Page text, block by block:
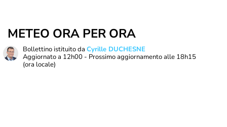
METEO ORA PER ORA
Bollettino istituito da Cyrille DUCHESNE
Aggiornato a 12h00 - Prossimo aggiornamento alle 18h15
(ora locale)